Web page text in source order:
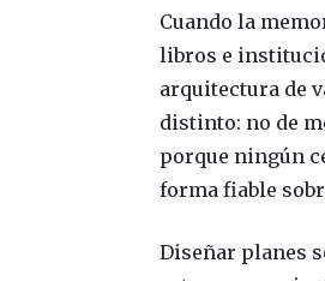
Cuando la
libros e
arquitectura de
distinto: no de
porque ningún
forma fiable
Diseñar planes